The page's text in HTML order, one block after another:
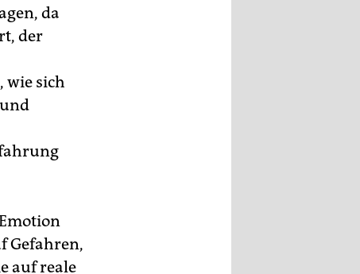
da
der
wie sich
Gefahren,
auf reale